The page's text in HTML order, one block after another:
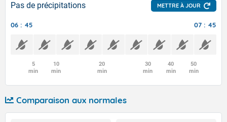
Pas de précipitations METTRE À JOUR
06 : 45 07 : 45
5
min
10
min
20
min
30
min
40
min
50
min
Comparaison aux normales